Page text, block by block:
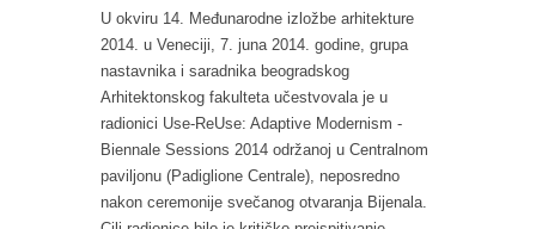
U okviru 14. Međunarodne izložbe arhitekture
2014. u Veneciji, 7. juna 2014. godine, grupa
nastavnika i saradnika beogradskog
Arhitektonskog fakulteta učestvovala je u
radionici Use-ReUse: Adaptive Modernism -
Biennale Sessions 2014 održanoj u Centralnom
paviljonu (Padiglione Centrale), neposredno
nakon ceremonije svečanog otvaranja Bijenala.